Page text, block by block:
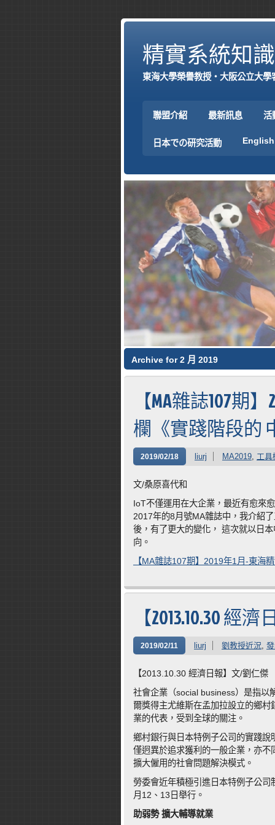
精實系統知
東海大學榮譽教授‧大阪公立大學
聯盟介紹 最新訊息 活
日本での研究活動
Archive for 2 月 2019
【MA雜誌107期
欄《實踐階段的
2019/02/18 liurj MA2019, 工具
文/桑原喜代和
IoT不僅運用在大企業，最近有愈來
2017年的8月號MA雜誌中，我介紹
後，有了更大的變化， 這次就以日
向。
【MA雜誌107期】2019年1月-東海
【2013.10.30 經
2019/02/11 liurj 劉教授近況,
【2013.10.30 經濟日報】文/劉仁傑
社會企業（social business）是指以
爾獎得主尤維斯在孟加拉設立的鄉
業的代表，受到全球的關注。
鄉村銀行與日本特例子公司的實踐
僅迥異於追求獲利的一般企業，亦
擴大僱用的社會問題解決模式。
勞委會近年積極引進日本特例子公
月12、13日舉行。
助弱勢 擴大輔導就業